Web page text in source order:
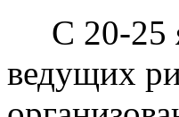
С 20-25
ведущих